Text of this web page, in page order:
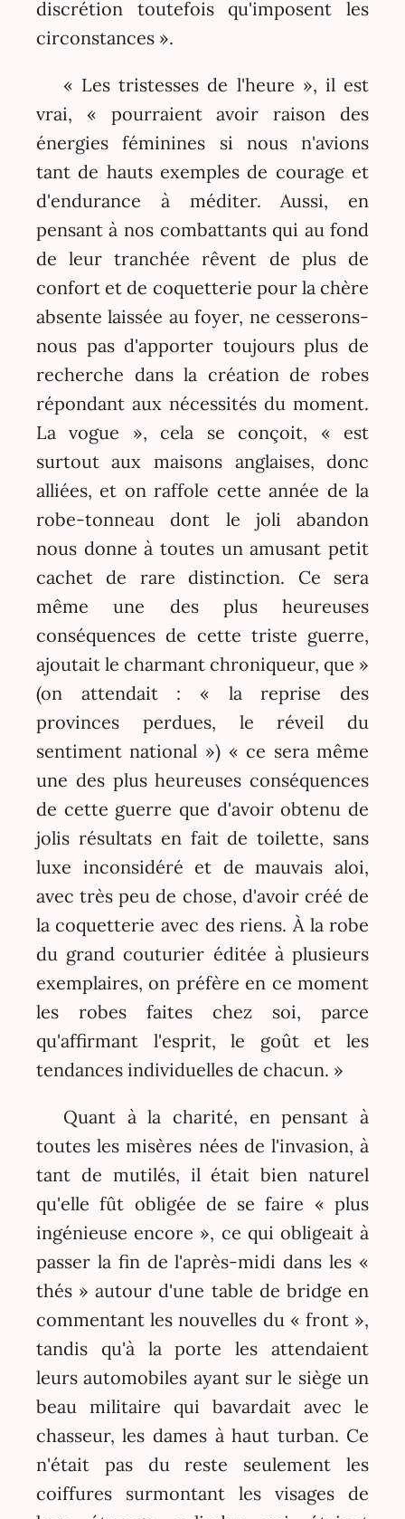
discrétion toutefois qu'imposent les
circonstances ».
« Les tristesses de l'heure », il est
vrai, « pourraient avoir raison des
énergies féminines si nous n'avions
tant de hauts exemples de courage et
d'endurance à méditer. Aussi, en
pensant à nos combattants qui au fond
de leur tranchée rêvent de plus de
confort et de coquetterie pour la chère
absente laissée au foyer, ne cesserons-
nous pas d'apporter toujours plus de
recherche dans la création de robes
répondant aux nécessités du moment.
La vogue », cela se conçoit, « est
surtout aux maisons anglaises, donc
alliées, et on raffole cette année de la
robe-tonneau dont le joli abandon
nous donne à toutes un amusant petit
cachet de rare distinction. Ce sera
même une des plus heureuses
conséquences de cette triste guerre,
ajoutait le charmant chroniqueur, que »
(on attendait : « la reprise des
provinces perdues, le réveil du
sentiment national ») « ce sera même
une des plus heureuses conséquences
de cette guerre que d'avoir obtenu de
jolis résultats en fait de toilette, sans
luxe inconsidéré et de mauvais aloi,
avec très peu de chose, d'avoir créé de
la coquetterie avec des riens. À la robe
du grand couturier éditée à plusieurs
exemplaires, on préfère en ce moment
les robes faites chez soi, parce
qu'affirmant l'esprit, le goût et les
tendances individuelles de chacun. »
Quant à la charité, en pensant à
toutes les misères nées de l'invasion, à
tant de mutilés, il était bien naturel
qu'elle fût obligée de se faire « plus
ingénieuse encore », ce qui obligeait à
passer la fin de l'après-midi dans les «
thés » autour d'une table de bridge en
commentant les nouvelles du « front »,
tandis qu'à la porte les attendaient
leurs automobiles ayant sur le siège un
beau militaire qui bavardait avec le
chasseur, les dames à haut turban. Ce
n'était pas du reste seulement les
coiffures surmontant les visages de